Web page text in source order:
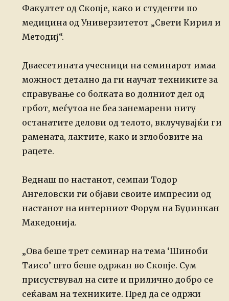
Факултет од Скопје, како и студенти по
медицина од Универзитетот „Свети Кирил и
Методиј“.
Дваесетината учесници на семинарот имаа
можност детално да ги научат техниките за
справување со болката во долниот дел од
грбот, меѓутоа не беа занемарени ниту
останатите делови од телото, вклучувајќи ги
рамената, лактите, како и зглобовите на
рацете.
Веднаш по настанот, семпаи Тодор
Ангеловски ги објави своите импресии од
настанот на интерниот Форум на Буџинкан
Македонија.
„Ова беше трет семинар на тема ‘Шиноби
Таисо’ што беше одржан во Скопје. Сум
присуствувал на сите и прилично добро се
сеќавам на техниките. Пред да се одржи